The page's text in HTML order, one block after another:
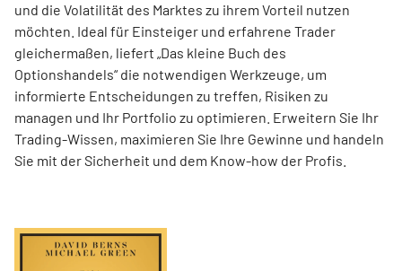
und die Volatilität des Marktes zu ihrem Vorteil nutzen
möchten. Ideal für Einsteiger und erfahrene Trader
gleichermaßen, liefert „Das kleine Buch des
Optionshandels“ die notwendigen Werkzeuge, um
informierte Entscheidungen zu treffen, Risiken zu
managen und Ihr Portfolio zu optimieren. Erweitern Sie Ihr
Trading-Wissen, maximieren Sie Ihre Gewinne und handeln
Sie mit der Sicherheit und dem Know-how der Profis.